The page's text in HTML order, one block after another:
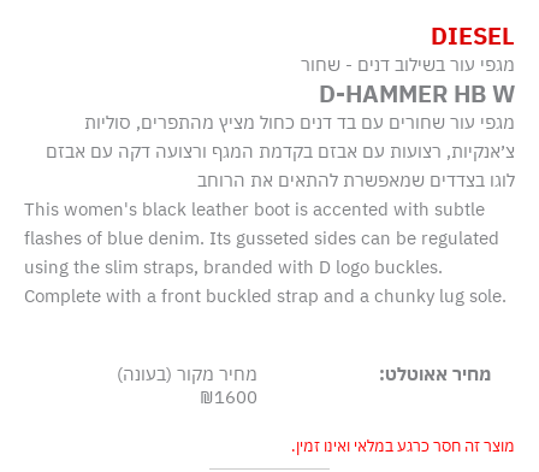
DIESEL
מגפי עור בשילוב דנים - שחור
D-HAMMER HB W
מגפי עור שחורים עם בד דנים כחול מציץ מהתפרים, סוליות
צ׳אנקיות, רצועות עם אבזם בקדמת המגף ורצועה דקה עם אבזם
לוגו בצדדים שמאפשרת להתאים את הרוחב
This women's black leather boot is accented with subtle
flashes of blue denim. Its gusseted sides can be regulated
using the slim straps, branded with D logo buckles.
Complete with a front buckled strap and a chunky lug sole.
מחיר אאוטלט:
מחיר מקור (בעונה)
₪1600
מוצר זה חסר כרגע במלאי ואינו זמין.